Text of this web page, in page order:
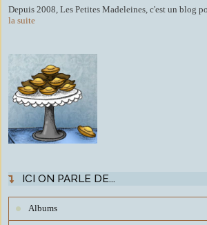
Depuis 2008, Les Petites Madeleines, c'est un blog
la suite
ICI ON PARLE DE...
Albums